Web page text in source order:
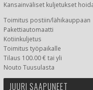
Kansainväliset kuljetukset
Toimitus postiin/lähikauppaan
Pakettiautomaatti
Kotiinkuljetus
Toimitus työpaikalle
Tilaus 100.00 € tai yli
Nouto Tuusulasta
JUURI SAAPUNEET